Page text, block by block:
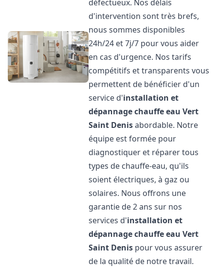
défectueux. Nos délais
d'intervention sont très brefs,
nous sommes disponibles
24h/24 et 7j/7 pour vous aider
en cas d'urgence. Nos tarifs
compétitifs et transparents vous
permettent de bénéficier d'un
service d'installation et
dépannage chauffe eau Vert
Saint Denisabordable. Notre
équipe est formée pour
diagnostiquer et réparer tous
types de chauffe-eau, qu'ils
soient électriques, à gaz ou
solaires. Nous offrons une
garantie de 2 ans sur nos
services d'installation et
dépannage chauffe eau Vert
Saint Denis pour vous assurer
de la qualité de notre travail.